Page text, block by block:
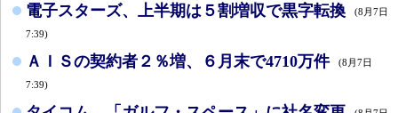
電子スターズ、上半期は５割増収で黒字転換 (8月7日
7:39)
ＡＩＳの契約者２％増、６月末で4710万件 (8月7日
7:39)